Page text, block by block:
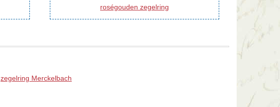
roségouden zegelring
zegelring Merckelbach